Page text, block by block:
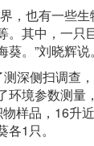
也有一些生
。其中，一只
。”刘晓辉说。
深侧扫调查
环境参数测量
样品，16升
1只。